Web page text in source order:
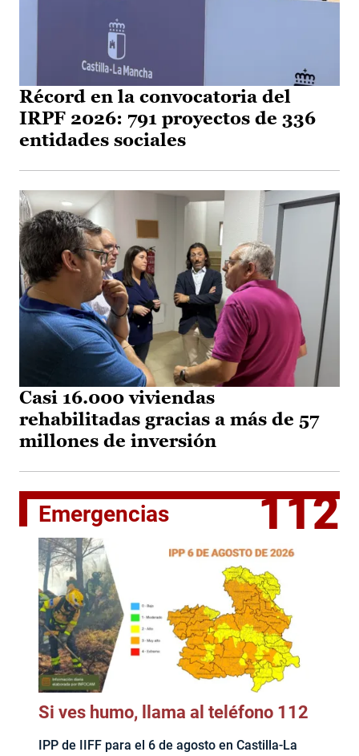
Récord en la convocatoria del
IRPF 2026: 791 proyectos de 336
entidades sociales
Casi 16.000 viviendas
rehabilitadas gracias a más de 57
millones de inversión
Emergencias 112
Si ves humo, llama al teléfono 112
IPP de IIFF para el 6 de agosto en Castilla-La